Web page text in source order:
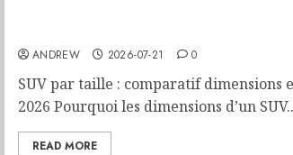
ANDREW 2026-07-21 0
SUV par taille : comparatif dimensions
2026 Pourquoi les dimensions d’un
READ MORE